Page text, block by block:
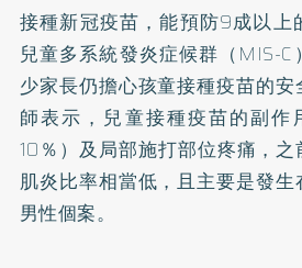
接種新冠疫苗，能預防9成以上
兒童多系統發炎症候群（MIS-
少家長仍擔心孩童接種疫苗的
師表示，兒童接種疫苗的副作
10％）及局部施打部位疼痛，
肌炎比率相當低，且主要是發
男性個案。